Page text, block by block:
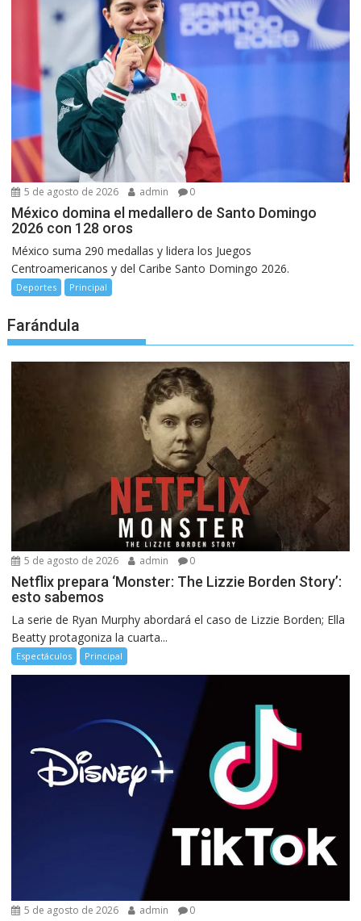
5 de agosto de 2026 admin 0
México domina el medallero de Santo Domingo
2026 con 128 oros
México suma 290 medallas y lidera los Juegos
Centroamericanos y del Caribe Santo Domingo 2026.
Deportes Principal
Farándula
5 de agosto de 2026 admin 0
Netflix prepara ‘Monster: The Lizzie Borden Story’:
esto sabemos
La serie de Ryan Murphy abordará el caso de Lizzie Borden; Ella
Beatty protagoniza la cuarta...
Espectáculos Principal
5 de agosto de 2026 admin 0